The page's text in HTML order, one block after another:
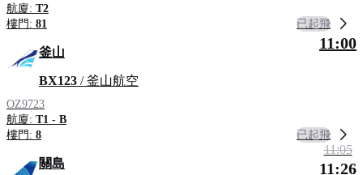
航廈: T2
樓門: 81 已起飛
釜山
BX123 / 釜山航空
OZ9723
航廈: T1 - B
樓門: 8
11:00
已起飛
關島
11:05
11:26